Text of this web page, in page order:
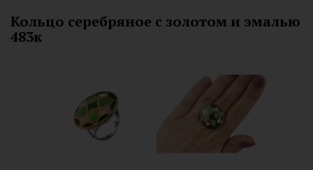
Кольцо серебряное с золотом и эмалью
483к